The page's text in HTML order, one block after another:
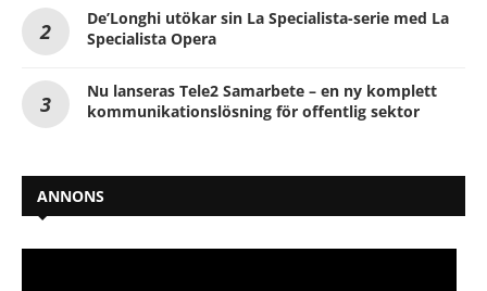
De’Longhi utökar sin La Specialista-serie med La
Specialista Opera
Nu lanseras Tele2 Samarbete – en ny komplett
kommunikationslösning för offentlig sektor
ANNONS